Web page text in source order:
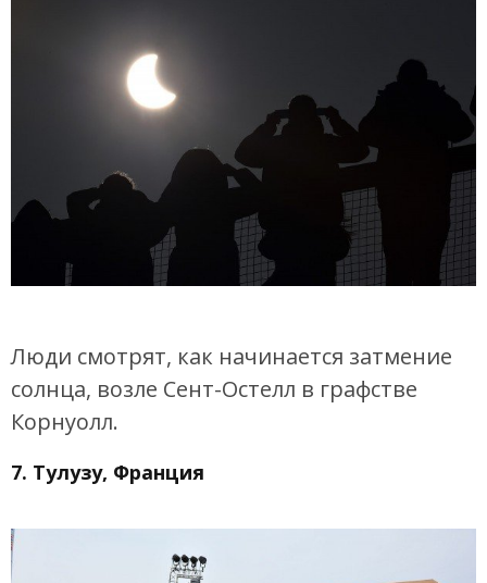
Люди смотрят, как начинается затмение
солнца, возле Сент-Остелл в графстве
Корнуолл.
7. Тулузу, Франция